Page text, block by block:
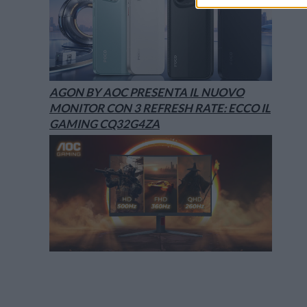
AGON BY AOC PRESENTA IL NUOVO
MONITOR CON 3 REFRESH RATE: ECCO IL
GAMING CQ32G4ZA